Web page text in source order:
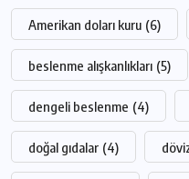
Amerikan doları kuru (6)
beslenme alışkanlıkları (5)
dengeli beslenme (4)
doğal gıdalar (4)